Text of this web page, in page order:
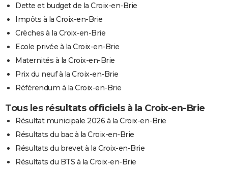
Dette et budget de la Croix-en-Brie
Impôts à la Croix-en-Brie
Crèches à la Croix-en-Brie
Ecole privée à la Croix-en-Brie
Maternités à la Croix-en-Brie
Prix du neuf à la Croix-en-Brie
Référendum à la Croix-en-Brie
Tous les résultats officiels à la Croix-en-Brie
Résultat municipale 2026 à la Croix-en-Brie
Résultats du bac à la Croix-en-Brie
Résultats du brevet à la Croix-en-Brie
Résultats du BTS à la Croix-en-Brie